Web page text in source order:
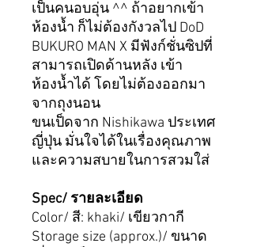
เป็นคนอบอุ่น ^^ ถ้าอยากเข้า
ห้องน้ำ ก็ไม่ต้องกังวลไป DoD
BUKURO MAN X มีฟังก์ชั่นซิปที่
สามารถเปิดด้านหลัง เข้า
ห้องน้ำได้ โดยไม่ต้องออกมา
จากถุงนอน
ขนเป็ดจาก Nishikawa ประเทศ
ญี่ปุ่น มั่นใจได้ในเรื่องคุณภาพ
และความสบายในการสวมใส่
Spec/ รายละเอียด
Color/ สี: khaki/ เขียวกากี
Storage size (approx.)/ ขนาด